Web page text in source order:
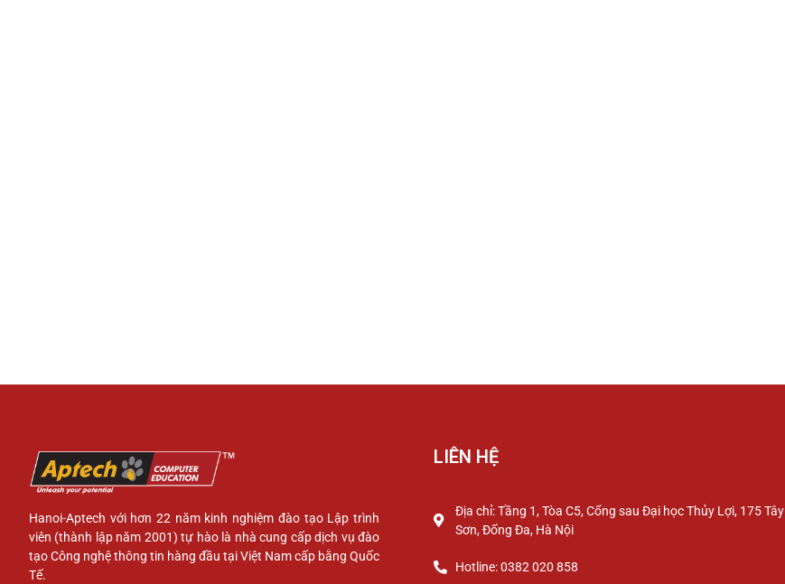
Hanoi-Aptech với hơn 22 năm kinh nghiệm đào tạo Lập trình
viên (thành lập năm 2001) tự hào là nhà cung cấp dịch vụ đào
tạo Công nghệ thông tin hàng đầu tại Việt Nam cấp bằng Quốc
Tế.
LIÊN HỆ
Địa chỉ: Tầng 1, Tòa C5, Cổng sau Đại học Thủy Lợi, 175 Tây
Sơn, Đống Đa, Hà Nội
Hotline: 0382 020 858